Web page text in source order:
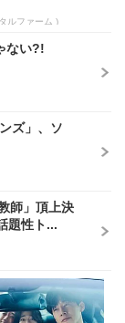
ルファーム )
ない?!
ズ」、ソ
師」頂上決
題性ト...